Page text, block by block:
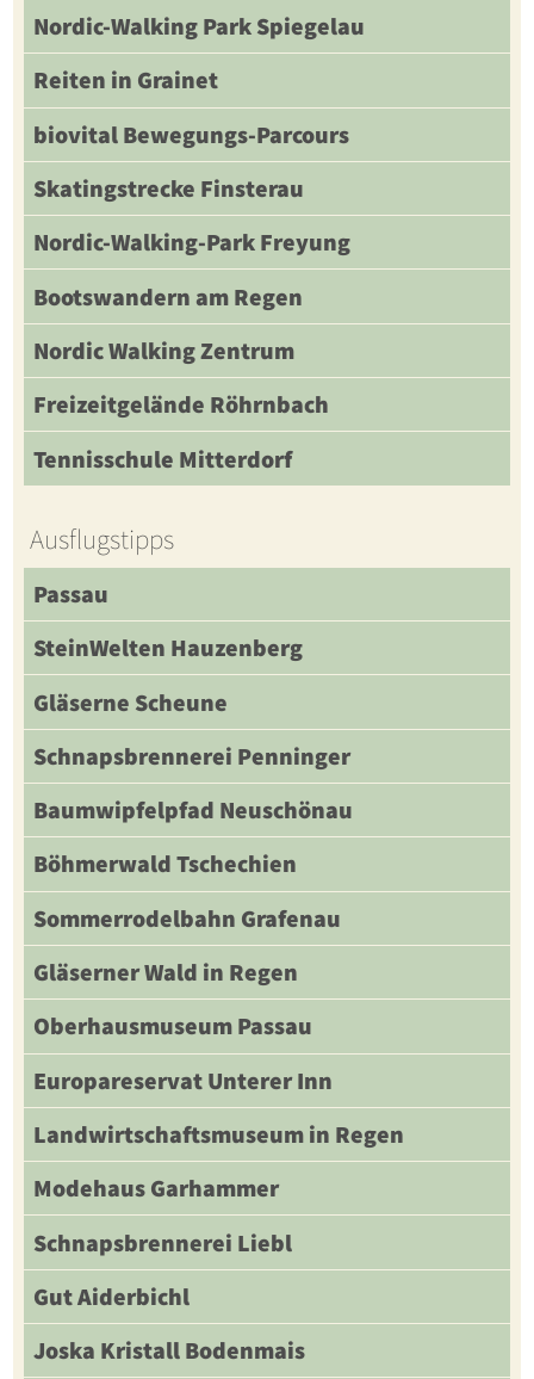
Nordic-Walking Park Spiegelau
Reiten in Grainet
biovital Bewegungs-Parcours
Skatingstrecke Finsterau
Nordic-Walking-Park Freyung
Bootswandern am Regen
Nordic Walking Zentrum
Freizeitgelände Röhrnbach
Tennisschule Mitterdorf
Ausflugstipps
Passau
SteinWelten Hauzenberg
Gläserne Scheune
Schnapsbrennerei Penninger
Baumwipfelpfad Neuschönau
Böhmerwald Tschechien
Sommerrodelbahn Grafenau
Gläserner Wald in Regen
Oberhausmuseum Passau
Europareservat Unterer Inn
Landwirtschaftsmuseum in Regen
Modehaus Garhammer
Schnapsbrennerei Liebl
Gut Aiderbichl
Joska Kristall Bodenmais